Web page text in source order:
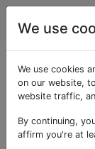
«sd-
Cette balise
We use
We use cookies
on our website,
website traffic,
By continuing,
affirm you're at